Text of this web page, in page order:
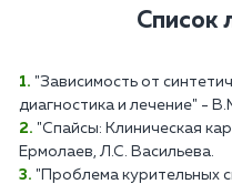
Список
"Зависимость от
диагностика и лечение" -
"Спайсы: Клиническая
Ермолаев, Л.С. Васильева.
"Проблема курительных